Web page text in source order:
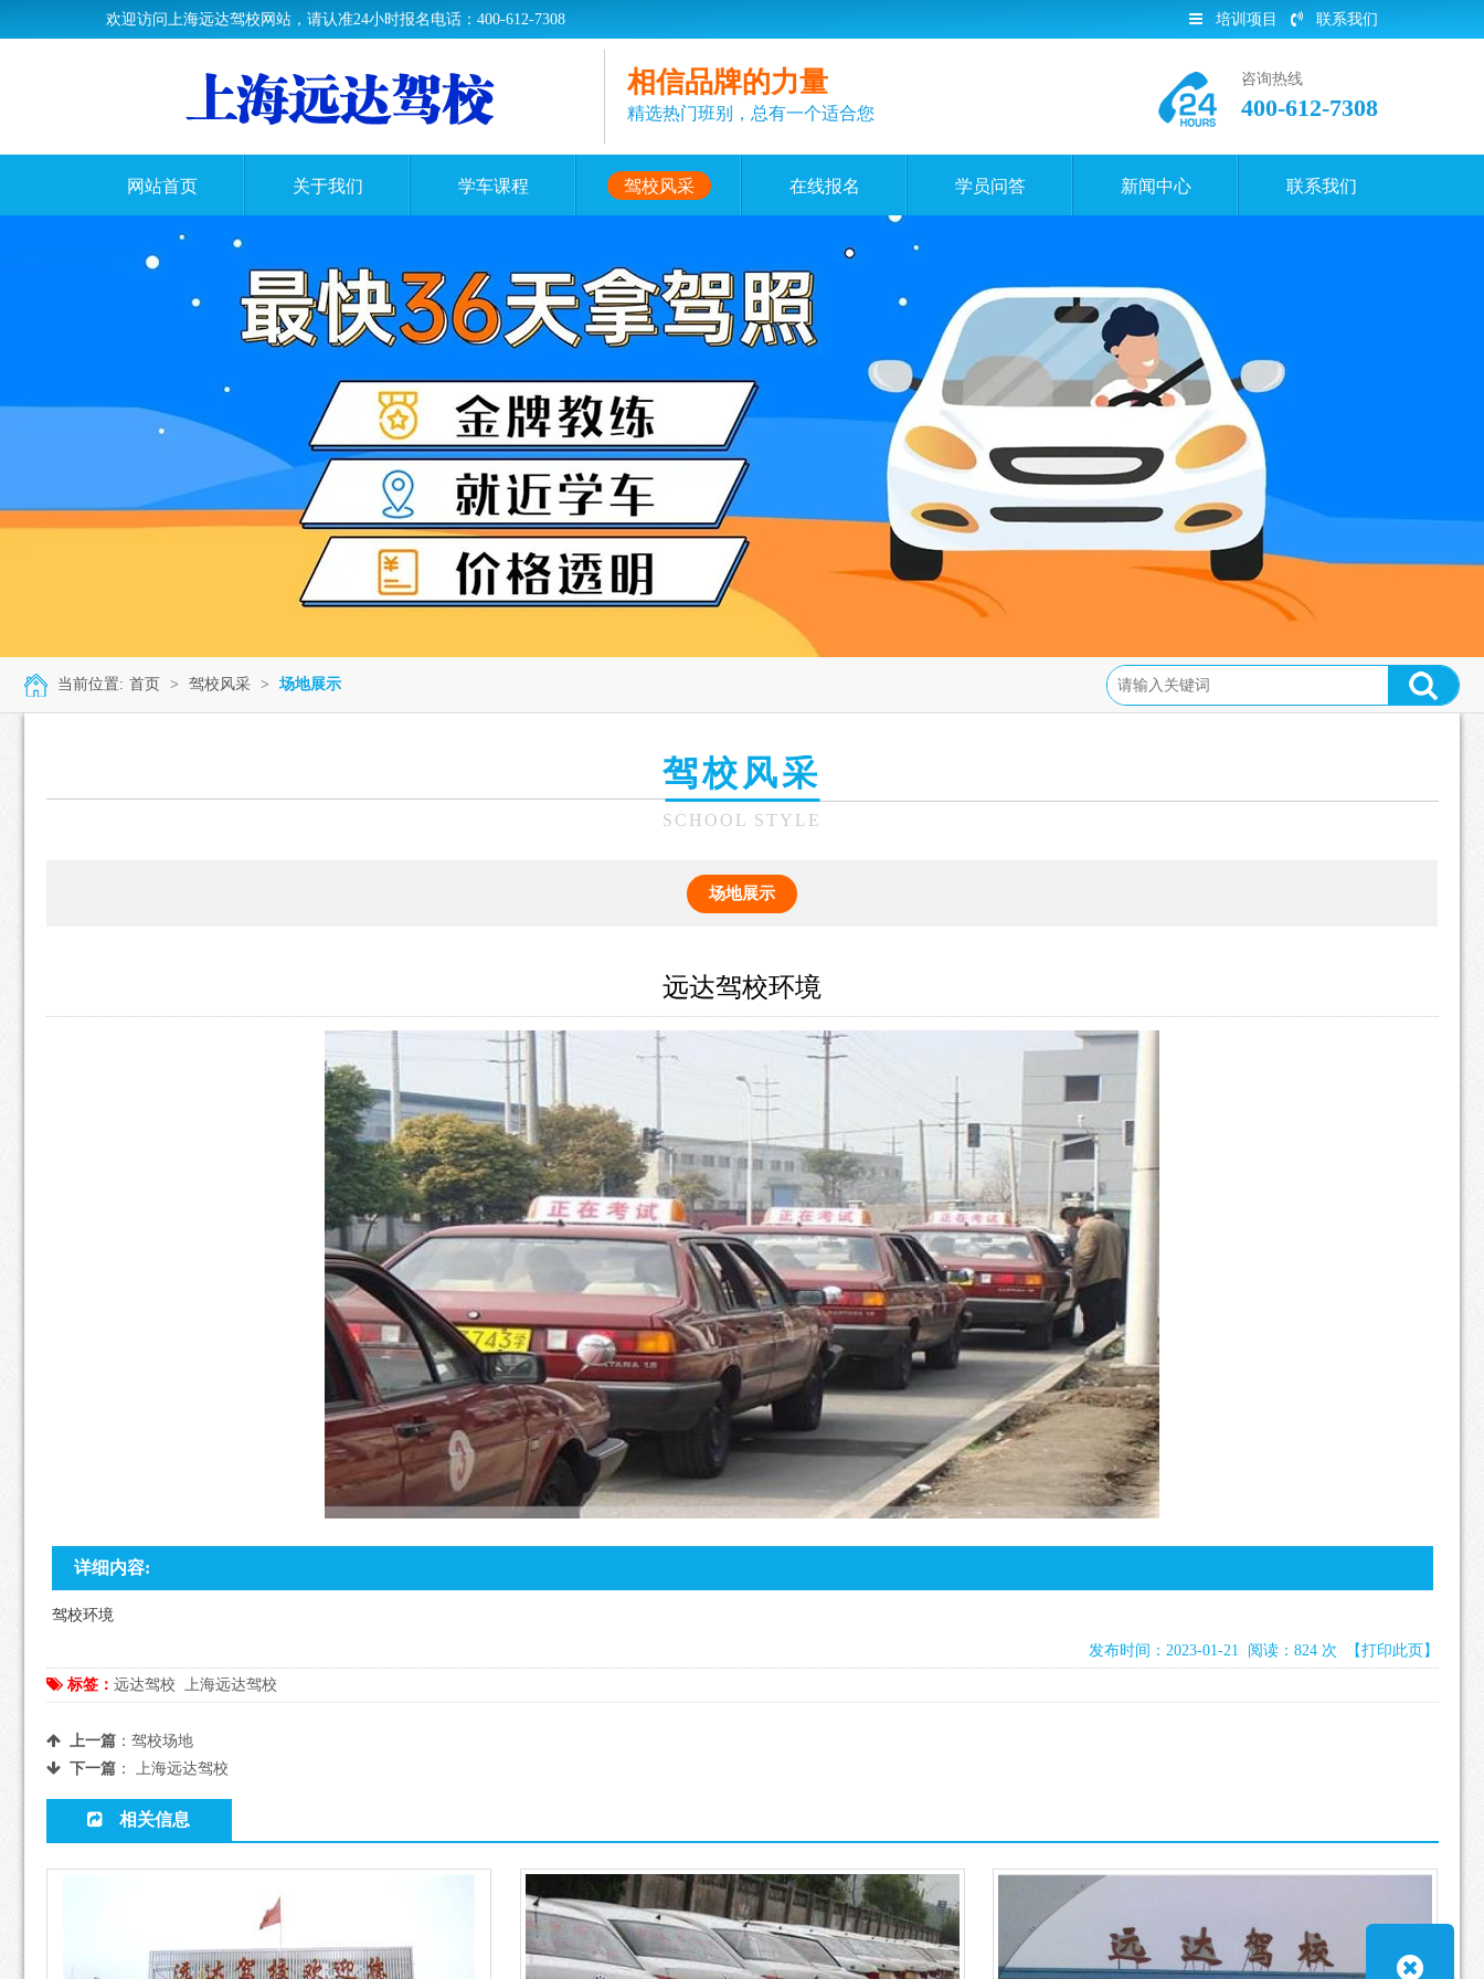
欢迎访问上海远达驾校网站，请认准24小时报名电话：400-612-7308 培训项目 联系我们
相信品牌的力量
精选热门班别，总有一个适合您
咨询热线
400-612-7308
网站首页 关于我们 学车课程 驾校风采 在线报名 学员问答 新闻中心 联系我们
当前位置: 首页 > 驾校风采 > 场地展示
驾校风采
SCHOOL STYLE
场地展示
远达驾校环境
详细内容:
驾校环境
发布时间：2023-01-21 阅读：824 次 【打印此页】
标签： 远达驾校 上海远达驾校
上一篇： 驾校场地
下一篇： 上海远达驾校
相关信息